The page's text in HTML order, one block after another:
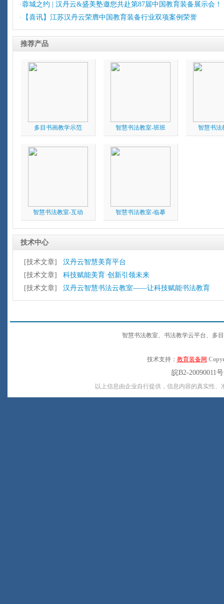
·蓉城之约 | 汉丹云&盛美塾邀您共赴第87届中国教育装备展示会！
·【喜讯】江苏汉丹云荣膺中国教育装备行业双项案例荣誉
推荐产品
多目书画教学示范 智慧书法教室-班班 智慧书法
智慧书法教室-互动 智慧书法教室-临摹
技术中心
[技术文章]
汉丹云智慧美育平台
[技术文章]
科技赋能美育·创新引领未来
[技术文章]
汉丹云智慧书法云教室——让科技赋能书法教育
智慧书法教室、书法教学云平台、多
技术支持： 教育装备网
皖B2-20090011
以上信息由企业自行提供，信息内容的真实性